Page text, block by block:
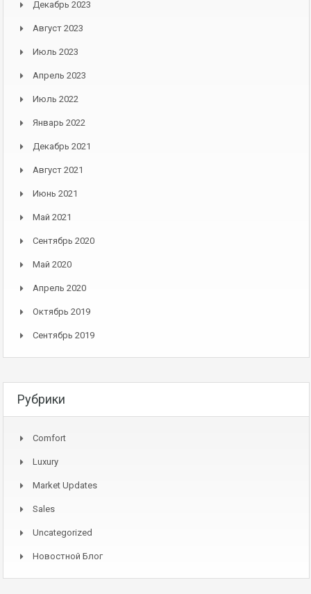
Декабрь 2023
Август 2023
Июль 2023
Апрель 2023
Июль 2022
Январь 2022
Декабрь 2021
Август 2021
Июнь 2021
Май 2021
Сентябрь 2020
Май 2020
Апрель 2020
Октябрь 2019
Сентябрь 2019
Рубрики
Comfort
Luxury
Market Updates
Sales
Uncategorized
Новостной Блог